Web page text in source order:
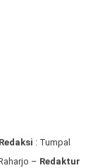
: Tumpal
– Redaktur